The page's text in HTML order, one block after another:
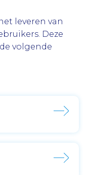
leveren van
Deze
volgende